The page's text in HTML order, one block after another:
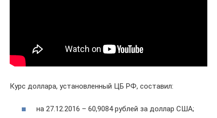
Курс доллара, установленный ЦБ РФ, составил:
на 27.12.2016 – 60,9084 рублей за доллар США;